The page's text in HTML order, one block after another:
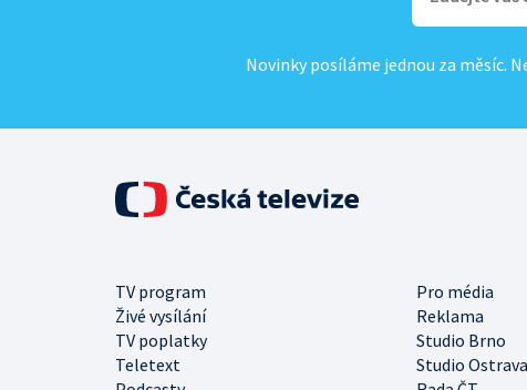
Novinky posíláme jednou za měsíc.